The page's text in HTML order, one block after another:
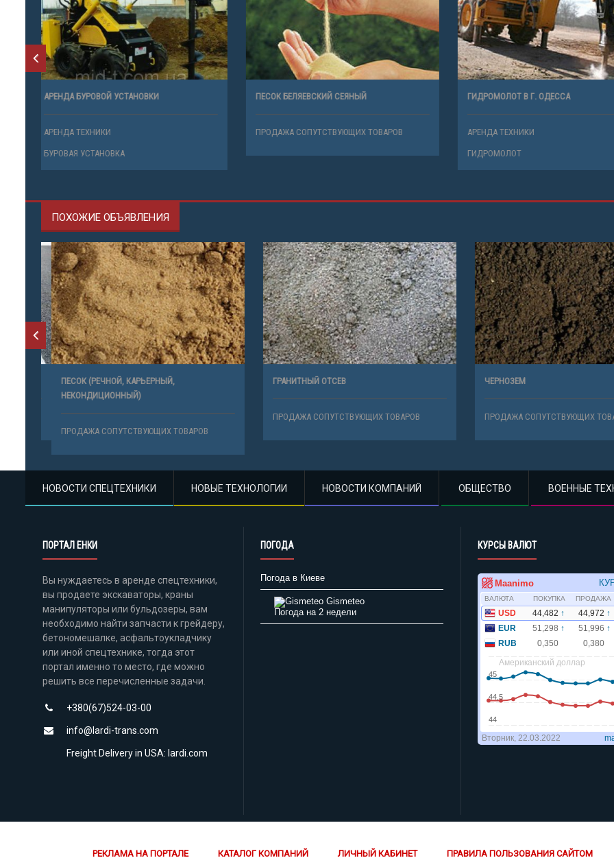
АРЕНДА БУРОВОЙ УСТАНОВКИ
АРЕНДА ТЕХНИКИ
БУРОВАЯ УСТАНОВКА
ПЕСОК БЕЛЯЕВСКИЙ СЕЯНЫЙ
ПРОДАЖА СОПУТСТВУЮЩИХ ТОВАРОВ
ГИДРОМОЛОТ В Г. ОДЕССА
АРЕНДА ТЕХНИКИ
ГИДРОМОЛОТ
ПОХОЖИЕ ОБЪЯВЛЕНИЯ
ПЕСОК (РЕЧНОЙ, КАРЬЕРНЫЙ,
НЕКОНДИЦИОННЫЙ)
ПРОДАЖА СОПУТСТВУЮЩИХ ТОВАРОВ
ГРАНИТНЫЙ ОТСЕВ
ПРОДАЖА СОПУТСТВУЮЩИХ ТОВАРОВ
ЧЕРНОЗЕМ
ПРОДАЖА СОПУТСТВУЮЩИХ
НОВОСТИ СПЕЦТЕХНИКИ НОВЫЕ ТЕХНОЛОГИИ НОВОСТИ КОМПАНИЙ ОБЩЕСТВО ВОЕННЫЕ
ПОРТАЛ ЕНКИ
Вы нуждаетесь в аренде спецтехники,
вы продаете экскаваторы, краны
манипуляторы или бульдозеры, вам
необходимо найти запчасти к грейдеру,
бетономешалке, асфальтоукладчику
или иной спецтехнике, тогда этот
портал именно то место, где можно
решить все перечисленные задачи.
+380(67)524-03-00
info@lardi-trans.com
Freight Delivery in USA: lardi.com
ПОГОДА
Погода в Киеве
Gismeteo
Погода на 2 недели
КУРСЫ ВАЛЮТ
РЕКЛАМА НА ПОРТАЛЕ КАТАЛОГ КОМПАНИЙ ЛИЧНЫЙ КАБИНЕТ ПРАВИЛА ПОЛЬЗОВАНИЯ САЙТОМ